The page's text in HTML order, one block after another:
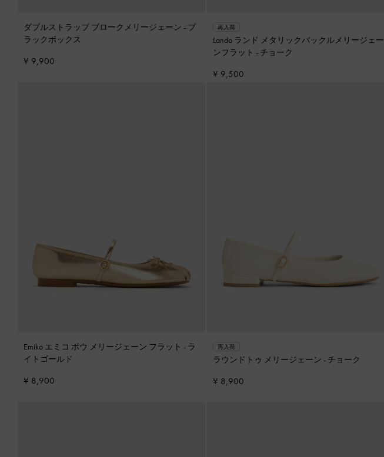
ダブルストラップ ブロークメリージェーン - ブ
ラックボックス
¥ 9,900
再入荷
Lando ランド メタリックバックルメリージェー
ンフラット - チョーク
¥ 9,500
Emiko エミコ ボウ メリージェーン フラット - ラ
イトゴールド
¥ 8,900
再入荷
ラウンドトゥ メリージェーン - チョーク
¥ 8,900